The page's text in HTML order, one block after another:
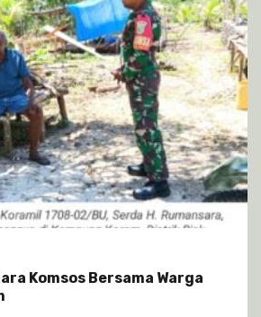
Komsos Bersama Warga